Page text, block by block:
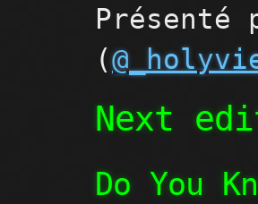
(
Next
Do You